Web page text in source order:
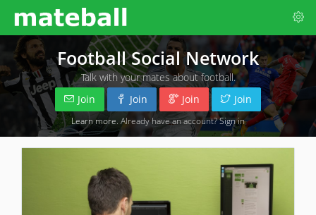
Football Social Network
Talk with your mates about football.
Join
Join Join Join
Learn more . Already have an account?Sign in